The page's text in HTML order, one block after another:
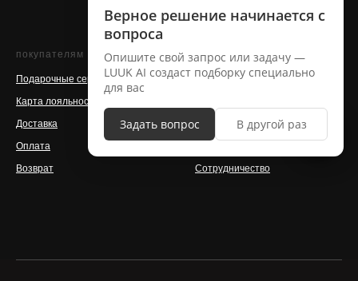
Аксессуары
покупателям
Подарочные сертификаты
Карта лояльности
Доставка
Оплата
Возврат
о бренде
Контакты
Магазины
Сотрудничество